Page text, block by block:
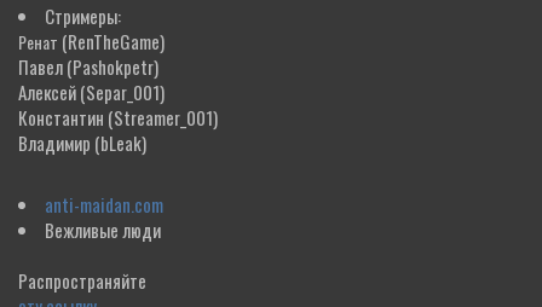
Стримеры:
Ренат (RenTheGame)
Павел(Pashokpetr)
Алексей(Separ_001)
Константин (Streamer_001)
Владимир (bLeak)
anti-maidan.com
Вежливые люди
Распространяйте